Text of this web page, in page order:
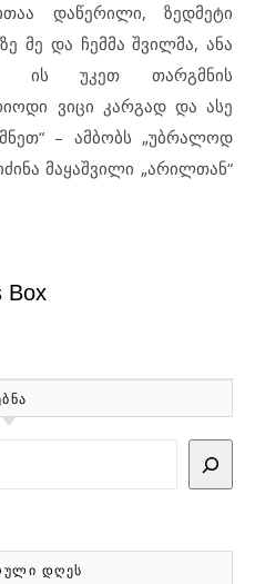
დაწერილი, ზედმეტი
მე და ჩემმა შვილმა, ანა
ის უკეთ თარგმნის
ვიცი კარგად და ასე
– ამბობს „უბრალოდ
მაყაშვილი „არილთან“
Box
ᲓᲦᲔᲡ